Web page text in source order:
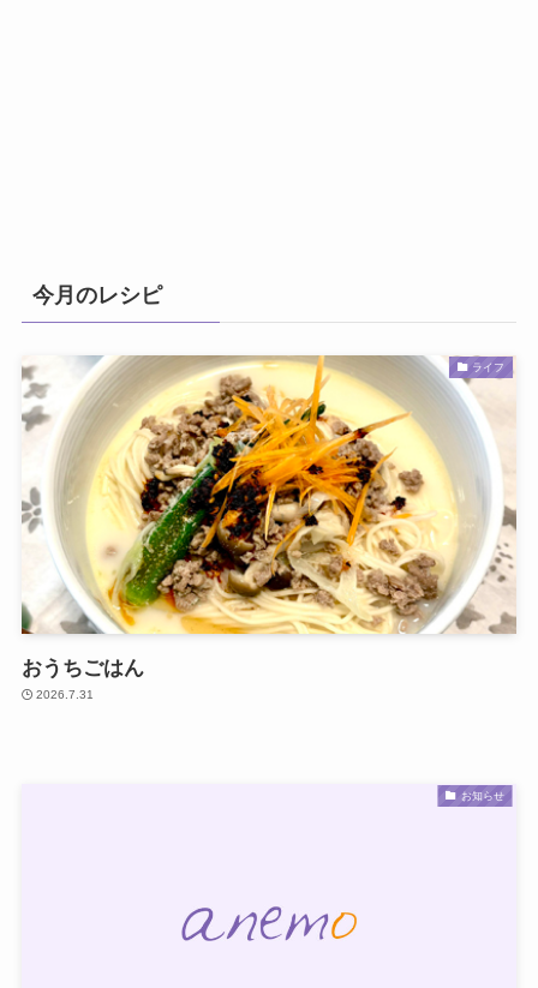
今月のレシピ
ライフ
おうちごはん
2026.7.31
お知らせ